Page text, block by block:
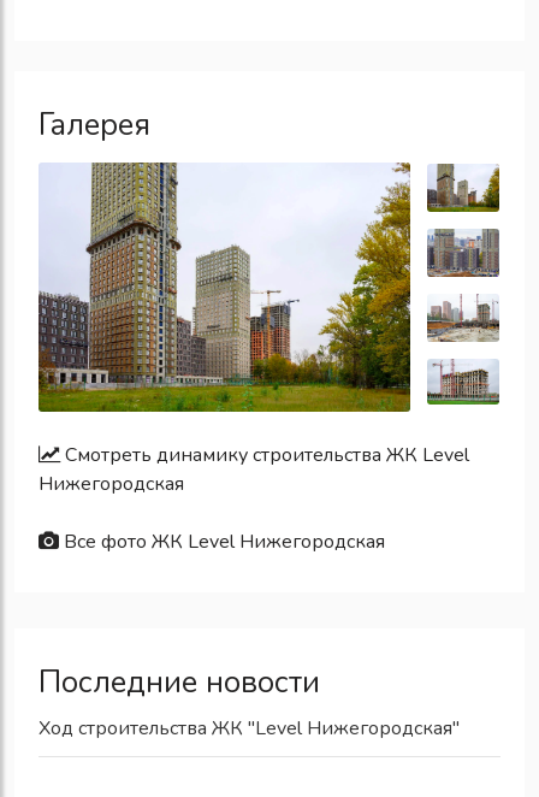
Галерея
Смотреть динамику строительства ЖК Level
Нижегородская
Все фото ЖК Level Нижегородская
Последние новости
Ход строительства ЖК "Level Нижегородская"